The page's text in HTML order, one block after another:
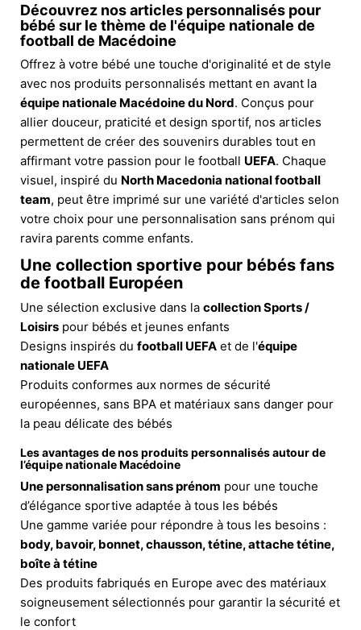
Découvrez nos articles personnalisés pour
bébé sur le thème de l'équipe nationale de
football de Macédoine
Offrez à votre bébé une touche d'originalité et de style
avec nos produits personnalisés mettant en avant la
équipe nationale Macédoine du Nord. Conçus pour
allier douceur, praticité et design sportif, nos articles
permettent de créer des souvenirs durables tout en
affirmant votre passion pour le football UEFA. Chaque
visuel, inspiré du North Macedonia national football
team, peut être imprimé sur une variété d'articles selon
votre choix pour une personnalisation sans prénom qui
ravira parents comme enfants.
Une collection sportive pour bébés fans
de football Européen
Une sélection exclusive dans la collection Sports /
Loisirs pour bébés et jeunes enfants
Designs inspirés du football UEFA et de l'équipe
nationale UEFA
Produits conformes aux normes de sécurité
européennes, sans BPA et matériaux sans danger pour
la peau délicate des bébés
Les avantages de nos produits personnalisés autour de
l’équipe nationale Macédoine
Une personnalisation sans prénom pour une touche
d’élégance sportive adaptée à tous les bébés
Une gamme variée pour répondre à tous les besoins :
body, bavoir, bonnet, chausson, tétine, attache tétine,
boîte à tétine
Des produits fabriqués en Europe avec des matériaux
soigneusement sélectionnés pour garantir la sécurité et
le confort